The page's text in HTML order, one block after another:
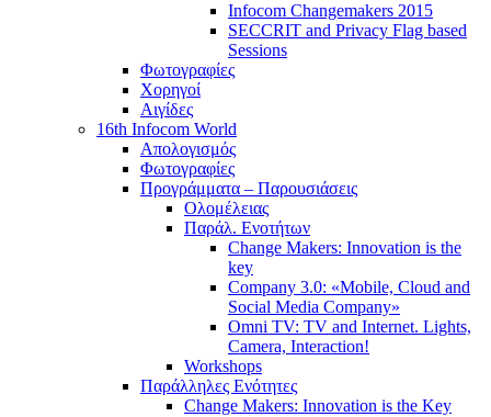
Infocom Changemakers 2015
SECCRIT and Privacy Flag based
Sessions
Φωτογραφίες
Χορηγοί
Αιγίδες
16th Infocom World
Απολογισμός
Φωτογραφίες
Προγράμματα – Παρουσιάσεις
Ολομέλειας
Παράλ. Ενοτήτων
Change Makers: Innovation is the
key
Company 3.0: «Mobile, Cloud and
Social Media Company»
Omni TV: TV and Internet. Lights,
Camera, Interaction!
Workshops
Παράλληλες Ενότητες
Change Makers: Innovation is the Key